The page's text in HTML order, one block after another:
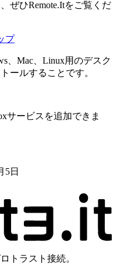
ぜひRemote.Itをご覧くだ
プ
、Mac、Linux用のデスク
ールすることです。
サービスを追加できま
5日
トラスト接続。